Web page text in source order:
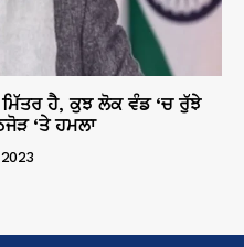
ਹੈ, ਕੁਝ ਲੋਕ ਵੰਡ ‘ਚ ਰੁੱਝੇ
‘ਤੇ ਹਮਲਾ